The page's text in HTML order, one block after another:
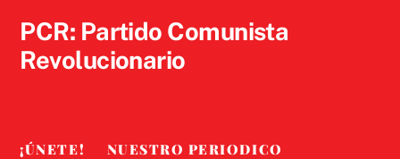
PCR: Partido Comunista
Revolucionario
¡ÚNETE!
NUESTRO PERIODICO